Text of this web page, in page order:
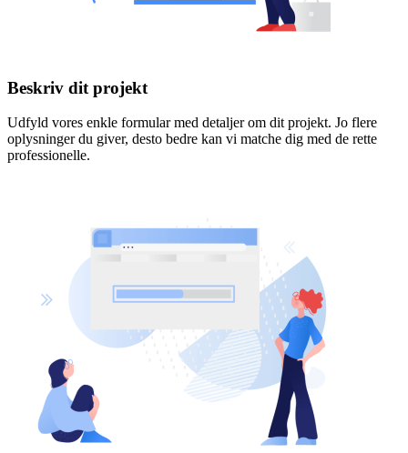
Beskriv dit projekt
Udfyld vores enkle formular med detaljer om dit projekt. Jo flere
oplysninger du giver, desto bedre kan vi matche dig med de rette
professionelle.